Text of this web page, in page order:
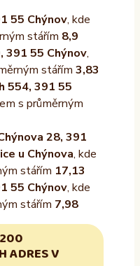
55 Chýnov, kde
stářím 8,9
391 55 Chýnov,
stářím 3,83
554, 391 55
s průměrným
28, 391
u Chýnova, kde
stářím 17,13
55 Chýnov, kde
stářím 7,98
ADRES V